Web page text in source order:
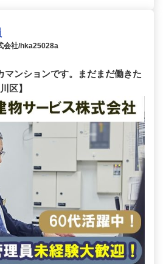
会社/hka25028a
マンションです。まだまだ働きた
区】